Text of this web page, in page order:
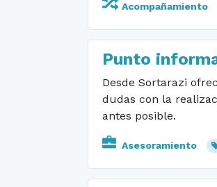
Acompañamiento
Punto
Desde Sortarazi
dudas con la
antes posible.
Asesoramiento